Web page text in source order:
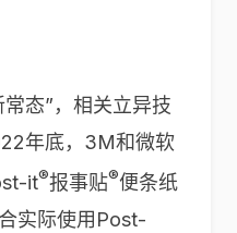
态”，相关立异技
年底，3M和微软
it®报事贴®便条纸
实际使用Post-